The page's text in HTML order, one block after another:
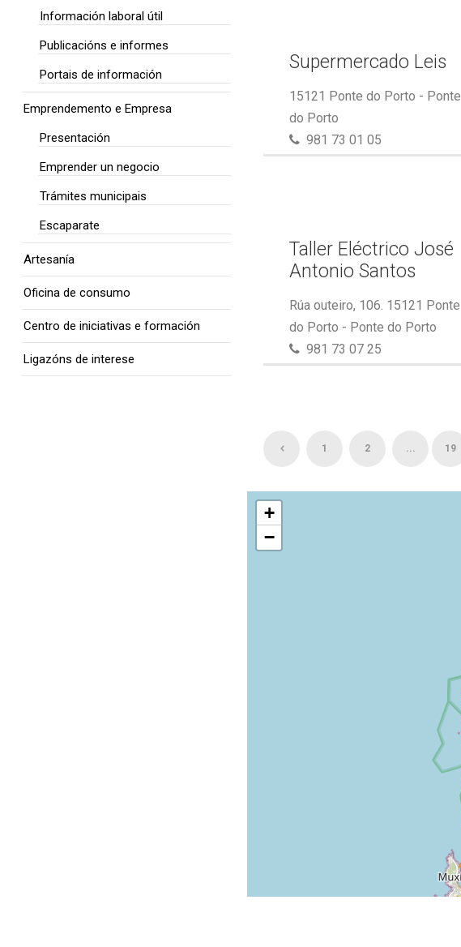
Supermercado Leis
15121 Ponte do Porto - Ponte
do Porto
981 73 01 05
Taller Eléctrico José
Antonio Santos
Rúa outeiro, 106. 15121 Ponte
do Porto - Ponte do Porto
981 73 07 25
1 2 ... 19
+
−
Información laboral útil
Publicacións e informes
Portais de información
Emprendemento e Empresa
Presentación
Emprender un negocio
Trámites municipais
Escaparate
Artesanía
Oficina de consumo
Centro de iniciativas e formación
Ligazóns de interese